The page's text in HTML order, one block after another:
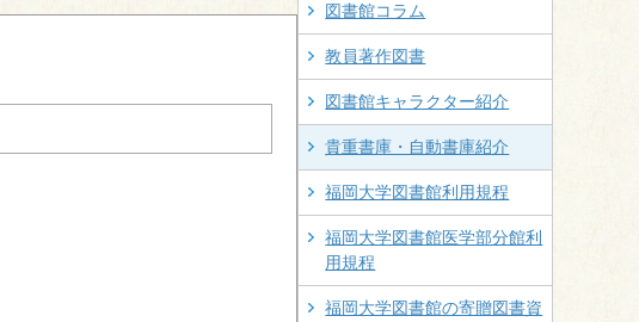
図書館コラム
教員著作図書
図書館キャラクター紹介
貴重書庫・自動書庫紹介
福岡大学図書館利用規程
福岡大学図書館医学部分館利
用規程
福岡大学図書館の寄贈図書資